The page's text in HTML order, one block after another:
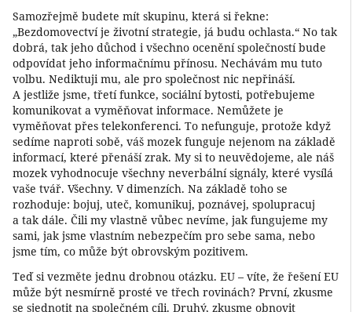
Samozřejmě budete mít skupinu, která si řekne:
„Bezdomovectví je životní strategie, já budu ochlasta.“ No tak
dobrá, tak jeho důchod i všechno ocenění společností bude
odpovídat jeho informačnímu přínosu. Nechávám mu tuto
volbu. Nediktuji mu, ale pro společnost nic nepřináší.
A jestliže jsme, třetí funkce, sociální bytosti, potřebujeme
komunikovat a vyměňovat informace. Nemůžete je
vyměňovat přes telekonferenci. To nefunguje, protože když
sedíme naproti sobě, váš mozek funguje nejenom na základě
informací, které přenáší zrak. My si to neuvědojeme, ale náš
mozek vyhodnocuje všechny neverbální signály, které vysílá
vaše tvář. Všechny. V dimenzích. Na základě toho se
rozhoduje: bojuj, uteč, komunikuj, poznávej, spolupracuj
a tak dále. Čili my vlastně vůbec nevíme, jak fungujeme my
sami, jak jsme vlastním nebezpečím pro sebe sama, nebo
jsme tím, co může být obrovským pozitivem.
Teď si vezměte jednu drobnou otázku. EU – víte, že řešení EU
může být nesmírně prosté ve třech rovinách? První, zkusme
se sjednotit na společném cíli. Druhý, zkusme obnovit